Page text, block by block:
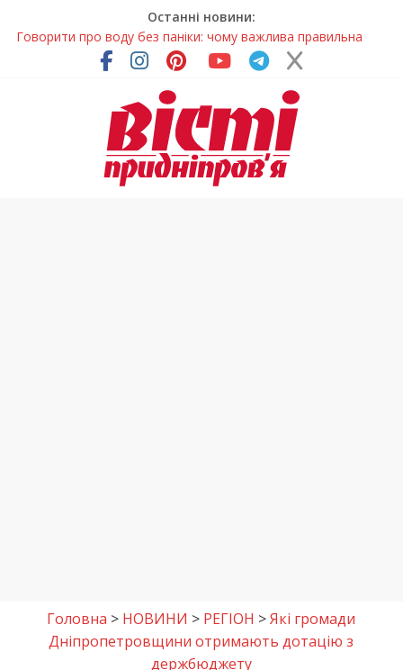
Останні новини:
Говорити про воду без паніки: чому важлива правильна
Лікар – на екрані: Як працюють телемедичні центри на
У Дніпрі триває масштабна підготовка до опалювального
Пошуки тривають: на Дніпропетровщині досліджують місце
розташування легендарного монастиря (Фото)
Головна > НОВИНИ > РЕГІОН >Які громади
Дніпропетровщини отримають дотацію з
держбюджету